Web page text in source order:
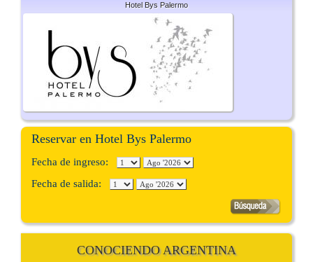
Hotel Bys Palermo
Reservar en Hotel Bys Palermo
Fecha de ingreso:
Fecha de salida:
CONOCIENDO ARGENTINA